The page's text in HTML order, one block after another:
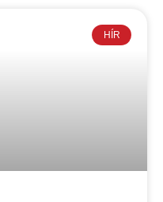
HÍR